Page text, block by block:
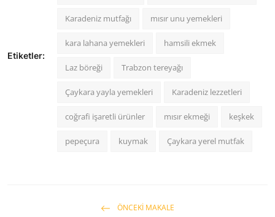
Etiketler:
Karadeniz mutfağı mısır unu yemekleri
kara lahana yemekleri hamsili ekmek
Laz böreği Trabzon tereyağı
Çaykara yayla yemekleri Karadeniz lezzetleri
coğrafi işaretli ürünler mısır ekmeği keşkek
pepeçura kuymak Çaykara yerel mutfak
ÖNCEKI MAKALE